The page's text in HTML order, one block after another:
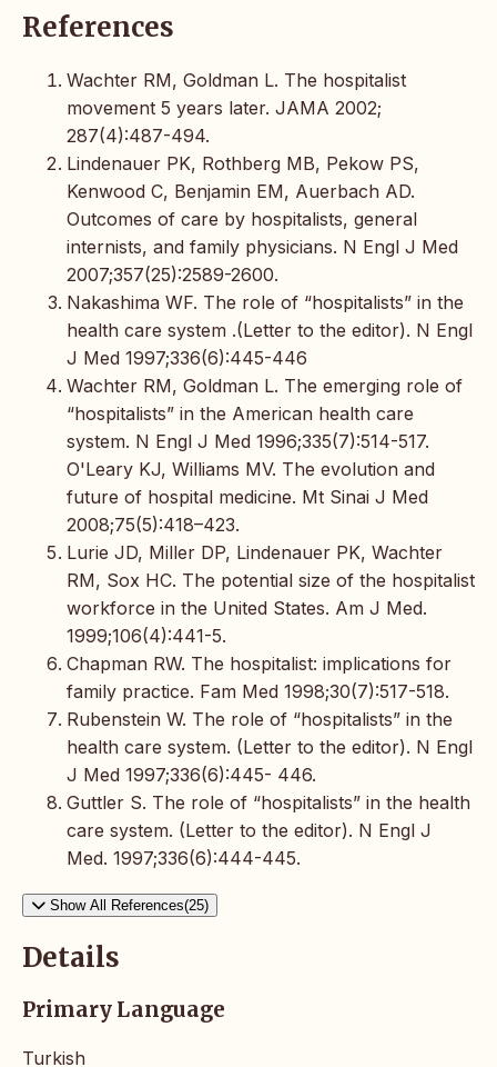
References
Wachter RM, Goldman L. The hospitalist
movement 5 years later. JAMA 2002;
287(4):487-494.
Lindenauer PK, Rothberg MB, Pekow PS,
Kenwood C, Benjamin EM, Auerbach AD.
Outcomes of care by hospitalists, general
internists, and family physicians. N Engl J Med
2007;357(25):2589-2600.
Nakashima WF. The role of “hospitalists” in the
health care system .(Letter to the editor). N Engl
J Med 1997;336(6):445-446
Wachter RM, Goldman L. The emerging role of
“hospitalists” in the American health care
system. N Engl J Med 1996;335(7):514-517.
O'Leary KJ, Williams MV. The evolution and
future of hospital medicine. Mt Sinai J Med
2008;75(5):418–423.
Lurie JD, Miller DP, Lindenauer PK, Wachter
RM, Sox HC. The potential size of the hospitalist
workforce in the United States. Am J Med.
1999;106(4):441-5.
Chapman RW. The hospitalist: implications for
family practice. Fam Med 1998;30(7):517-518.
Rubenstein W. The role of “hospitalists” in the
health care system. (Letter to the editor). N Engl
J Med 1997;336(6):445- 446.
Guttler S. The role of “hospitalists” in the health
care system. (Letter to the editor). N Engl J
Med. 1997;336(6):444-445.
Show All References(25)
Details
Primary Language
Turkish